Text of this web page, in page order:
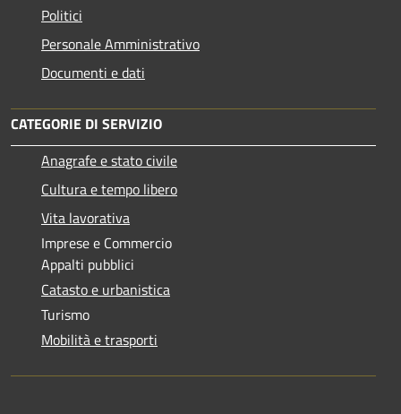
Politici
Personale Amministrativo
Documenti e dati
CATEGORIE DI SERVIZIO
Anagrafe e stato civile
Cultura e tempo libero
Vita lavorativa
Imprese e Commercio
Appalti pubblici
Catasto e urbanistica
Turismo
Mobilità e trasporti